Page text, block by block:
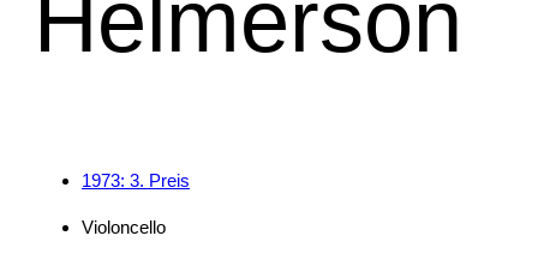
Helmerson
1973: 3. Preis
Violoncello